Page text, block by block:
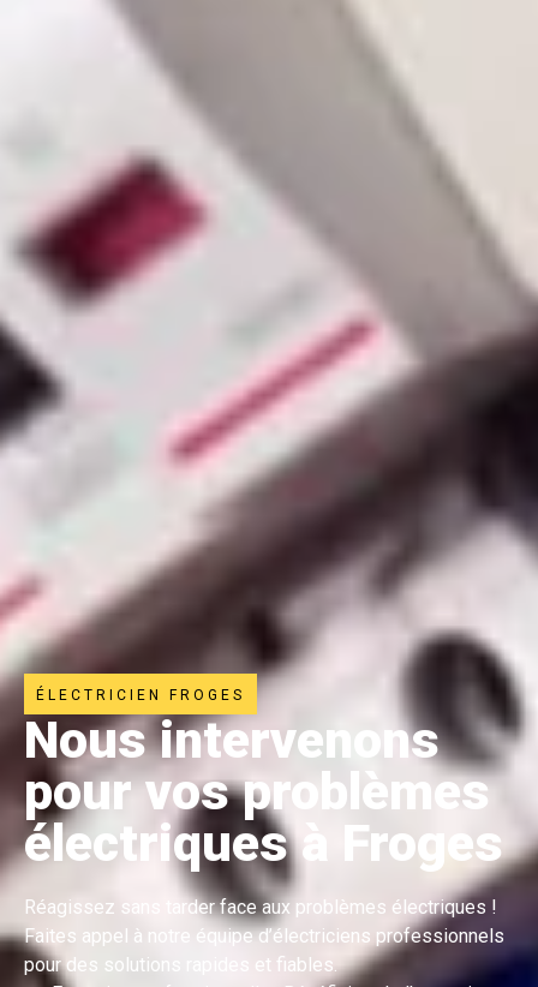
ÉLECTRICIEN FROGES
Nous intervenons
pour vos problèmes
électriques à Froges
Réagissez sans tarder face aux problèmes électriques !
Faites appel à notre équipe d’électriciens professionnels
pour des solutions rapides et fiables.